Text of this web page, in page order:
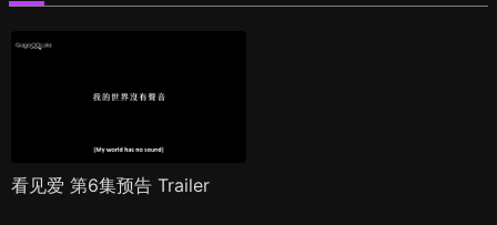
看见爱 第6集预告 Trailer